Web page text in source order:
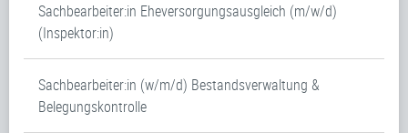
Sachbearbeiter:in Eheversorgungsausgleich (m/w/d)
(Inspektor:in)
Sachbearbeiter:in (w/m/d) Bestandsverwaltung &
Belegungskontrolle